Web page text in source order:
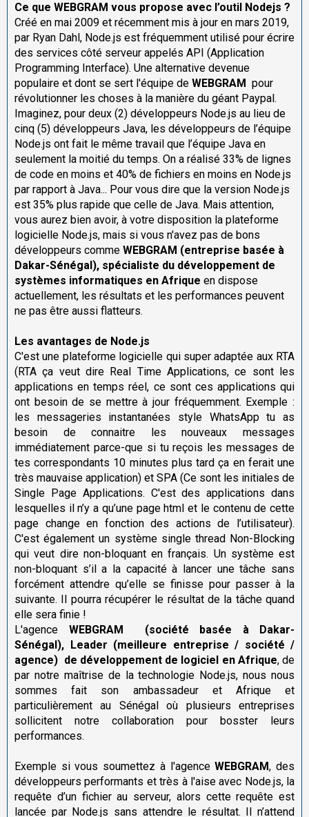
Ce que WEBGRAM vous propose avec l’outil Nodejs ?
Créé en mai 2009 et récemment mis à jour en mars 2019,
par Ryan Dahl, Node.js est fréquemment utilisé pour écrire
des services côté serveur appelés API (Application
Programming Interface). Une alternative devenue
populaire et dont se sert l'équipe de WEBGRAM pour
révolutionner les choses à la manière du géant Paypal.
Imaginez, pour deux (2) développeurs Node.js au lieu de
cinq (5) développeurs Java, les développeurs de l’équipe
Node.js ont fait le même travail que l’équipe Java en
seulement la moitié du temps. On a réalisé 33% de lignes
de code en moins et 40% de fichiers en moins en Node.js
par rapport à Java... Pour vous dire que la version Node.js
est 35% plus rapide que celle de Java. Mais attention,
vous aurez bien avoir, à votre disposition la plateforme
logicielle Node.js, mais si vous n'avez pas de bons
développeurs comme WEBGRAM (entreprise basée à
Dakar-Sénégal), spécialiste du développement de
systèmes informatiques en Afrique en dispose
actuellement, les résultats et les performances peuvent
ne pas être aussi flatteurs.
Les avantages de Node.js
C'est une plateforme logicielle qui super adaptée aux RTA
(RTA ça veut dire Real Time Applications, ce sont les
applications en temps réel, ce sont ces applications qui
ont besoin de se mettre à jour fréquemment. Exemple :
les messageries instantanées style WhatsApp tu as
besoin de connaitre les nouveaux messages
immédiatement parce-que si tu reçois les messages de
tes correspondants 10 minutes plus tard ça en ferait une
très mauvaise application) et SPA (Ce sont les initiales de
Single Page Applications. C'est des applications dans
lesquelles il n’y a qu’une page html et le contenu de cette
page change en fonction des actions de l’utilisateur).
C'est également un système single thread Non-Blocking
qui veut dire non-bloquant en français. Un système est
non-bloquant s’il a la capacité à lancer une tâche sans
forcément attendre qu’elle se finisse pour passer à la
suivante. Il pourra récupérer le résultat de la tâche quand
elle sera finie !
L'agence WEBGRAM
(société basée à Dakar-
Sénégal), Leader (meilleure entreprise / société /
agence) de développement de logiciel en Afrique, de
par notre maîtrise de la technologie Node.js, nous nous
sommes fait son ambassadeur et Afrique et
particulièrement au Sénégal où plusieurs entreprises
sollicitent notre collaboration pour bosster leurs
performances.
Exemple si vous soumettez à l'agenceWEBGRAM, des
développeurs performants et très à l'aise avec Node.js, la
requête d’un fichier au serveur, alors cette requête est
lancée par Node.js sans attendre le résultat. Il n’attend